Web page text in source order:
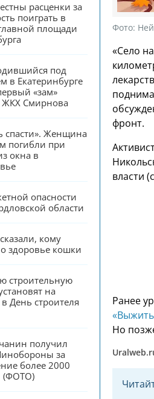
расценки за
поиграть в
площади
под
в Екатеринбурге
«зам»
ЖКХ Смирнова
спасти». Женщина
погибли при
окна в
опасности
области
кому
здоровье кошки
строительную
на
День строителя
получил
за
более 2000
(ФОТО)
Фото:
«Село
фронт.
власти
Ранее
Но